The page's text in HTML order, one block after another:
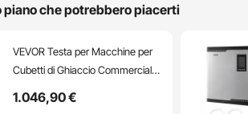
piano che potrebbero piacerti
VEVOR Testa per Macchine per
Cubetti di Ghiaccio Commerciali,
Pannello di Controllo Intelligente,
1.046,90€